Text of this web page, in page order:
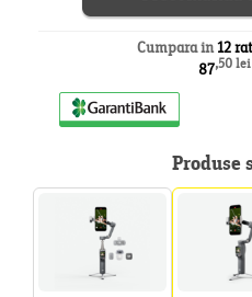
Cumpara in12
87,50 lei